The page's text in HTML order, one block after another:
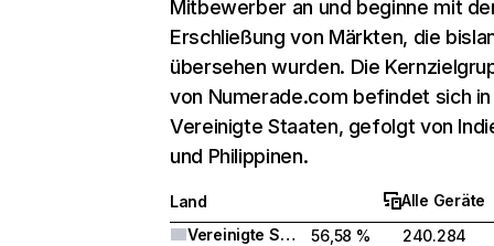
Mitbewerber an und beginne mit
Erschließung von Märkten, die
übersehen wurden. Die
von Numerade.com befindet sich in
Vereinigte Staaten, gefolgt von
und Philippinen.
Land
Alle Geräte
Vereinigte Staaten
56,58 %
240.284